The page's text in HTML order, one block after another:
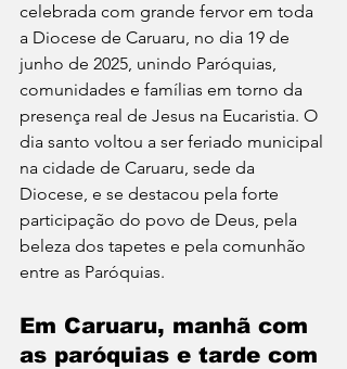
celebrada com grande fervor em toda
a Diocese de Caruaru, no dia 19 de
junho de 2025, unindo Paróquias,
comunidades e famílias em torno da
presença real de Jesus na Eucaristia. O
dia santo voltou a ser feriado municipal
na cidade de Caruaru, sede da
Diocese, e se destacou pela forte
participação do povo de Deus, pela
beleza dos tapetes e pela comunhão
entre as Paróquias.
Em Caruaru, manhã com
as paróquias e tarde com